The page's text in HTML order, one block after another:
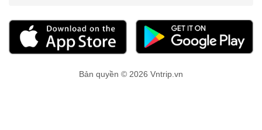
Bản quyền © 2026 Vntrip.vn